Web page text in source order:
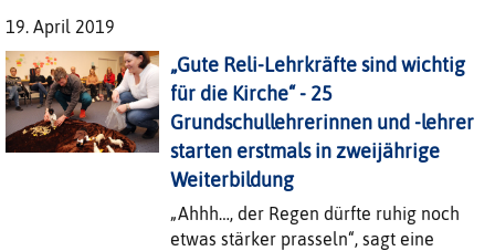
19. April 2019
„Gute Reli-Lehrkräfte sind wichtig
für die Kirche“ - 25
Grundschullehrerinnen und -lehrer
starten erstmals in zweijährige
Weiterbildung
„Ahhh…, der Regen dürfte ruhig noch
etwas stärker prasseln“, sagt eine